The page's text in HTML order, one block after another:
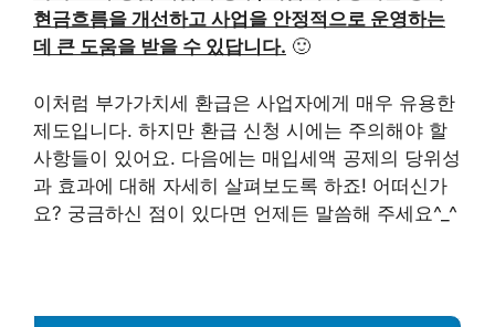
현금흐름을 개선하고 사업을 안정적으로 운영하는
데 큰 도움을 받을 수 있답니다. 🙂
이처럼 부가가치세 환급은 사업자에게 매우 유용한
제도입니다. 하지만 환급 신청 시에는 주의해야 할
사항들이 있어요. 다음에는 매입세액 공제의 당위성
과 효과에 대해 자세히 살펴보도록 하죠! 어떠신가
요? 궁금하신 점이 있다면 언제든 말씀해 주세요^_^